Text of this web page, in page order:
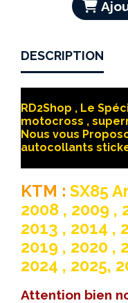
DESCRIPTION
RD2Shop , Le
motocross ,
Nous vous
autocollants
KTM : SX85
2008 , 2009 ,
2013 , 2014 ,
2019 , 2020 ,
2024 , 2025,
Attention bien